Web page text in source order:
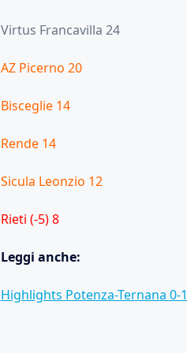
Virtus Francavilla 24
AZ Picerno 20
Bisceglie 14
Rende 14
Sicula Leonzio 12
Rieti (-5) 8
Leggi anche:
Highlights Potenza-Ternana 0-